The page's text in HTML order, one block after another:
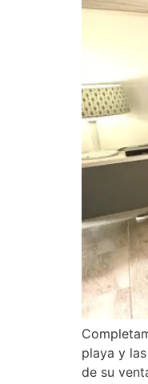
playa y
de su